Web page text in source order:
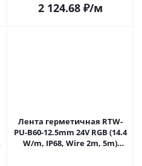
2 124.68₽/м
Лента герметичная RTW-
PU-B60-12.5mm 24V RGB (14.4
W/m, IP68, Wire 2m, 5m)